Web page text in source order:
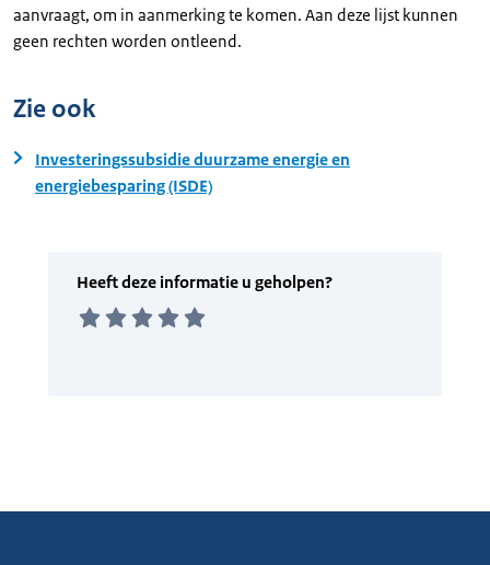
aanvraagt, om in aanmerking te komen. Aan deze lijst kunnen
geen rechten worden ontleend.
Zie ook
Investeringssubsidie duurzame energie en
energiebesparing (ISDE)